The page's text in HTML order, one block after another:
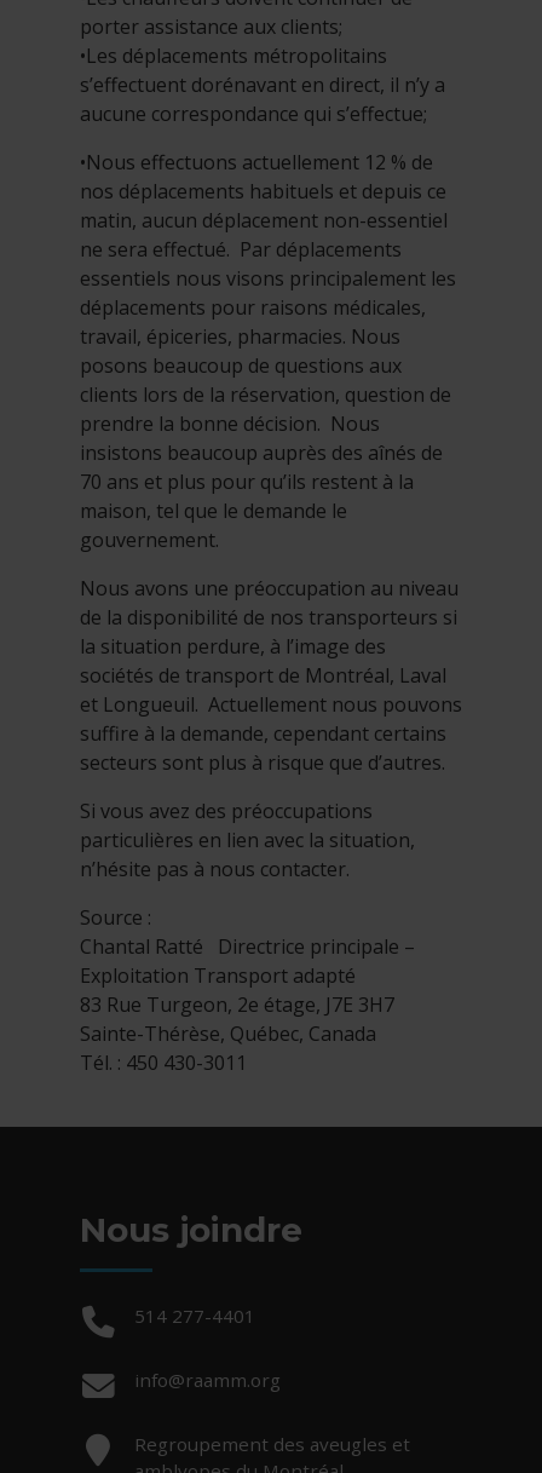
porter assistance aux clients;
•Les déplacements métropolitains
s’effectuent dorénavant en direct, il n’y a
aucune correspondance qui s’effectue;
•Nous effectuons actuellement 12 % de
nos déplacements habituels et depuis ce
matin, aucun déplacement non-essentiel
ne sera effectué. Par déplacements
essentiels nous visons principalement les
déplacements pour raisons médicales,
travail, épiceries, pharmacies. Nous
posons beaucoup de questions aux
clients lors de la réservation, question de
prendre la bonne décision. Nous
insistons beaucoup auprès des aînés de
70 ans et plus pour qu’ils restent à la
maison, tel que le demande le
gouvernement.
Nous avons une préoccupation au niveau
de la disponibilité de nos transporteurs si
la situation perdure, à l’image des
sociétés de transport de Montréal, Laval
et Longueuil. Actuellement nous pouvons
suffire à la demande, cependant certains
secteurs sont plus à risque que d’autres.
Si vous avez des préoccupations
particulières en lien avec la situation,
n’hésite pas à nous contacter.
Source :
Chantal Ratté Directrice principale –
Exploitation Transport adapté
83 Rue Turgeon, 2e étage, J7E 3H7
Sainte-Thérèse, Québec, Canada
Tél. : 450 430-3011
Nous joindre
Téléphone :
514 277-4401
Courriel :
info@raamm.org
Adresse :
Regroupement des aveugles et